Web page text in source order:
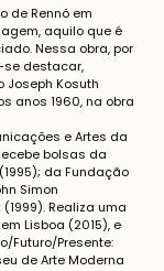
de Rennó em
aquilo que é
Nessa obra, por
se destacar,
Kosuth
anos 1960, na obra
e Artes da
bolsas da
da Fundação
Simon
Realiza uma
Lisboa (2015), e
Futuro/Presente:
de Arte Moderna